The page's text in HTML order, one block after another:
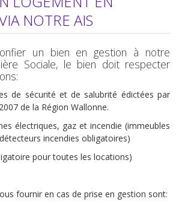
charge de ...
à fournir
NOTRE AIS
un bien en gestion à notre
Sociale, le bien doit respecter
de sécurité et de salubrité édictées par
de la Région Wallonne.
électriques, gaz et incendie (immeubles
incendies obligatoires)
pour toutes les locations)
fournir en cas de prise en gestion sont: